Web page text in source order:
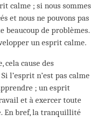
calme ; si nous sommes
et nous ne pouvons pas
beaucoup de problèmes.
un esprit calme.
cela cause des
l’esprit n’est pas calme
; un esprit
et à exercer toute
En bref, la tranquillité